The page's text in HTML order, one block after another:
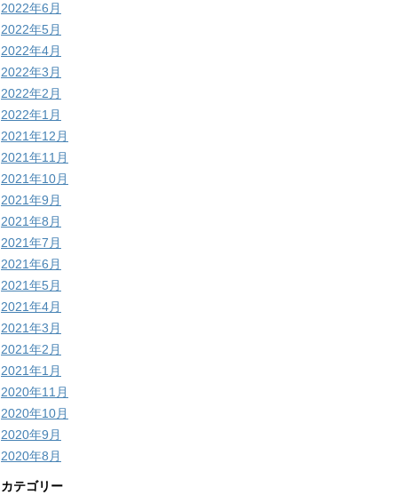
2022年6月
2022年5月
2022年4月
2022年3月
2022年2月
2022年1月
2021年12月
2021年11月
2021年10月
2021年9月
2021年8月
2021年7月
2021年6月
2021年5月
2021年4月
2021年3月
2021年2月
2021年1月
2020年11月
2020年10月
2020年9月
2020年8月
カテゴリー